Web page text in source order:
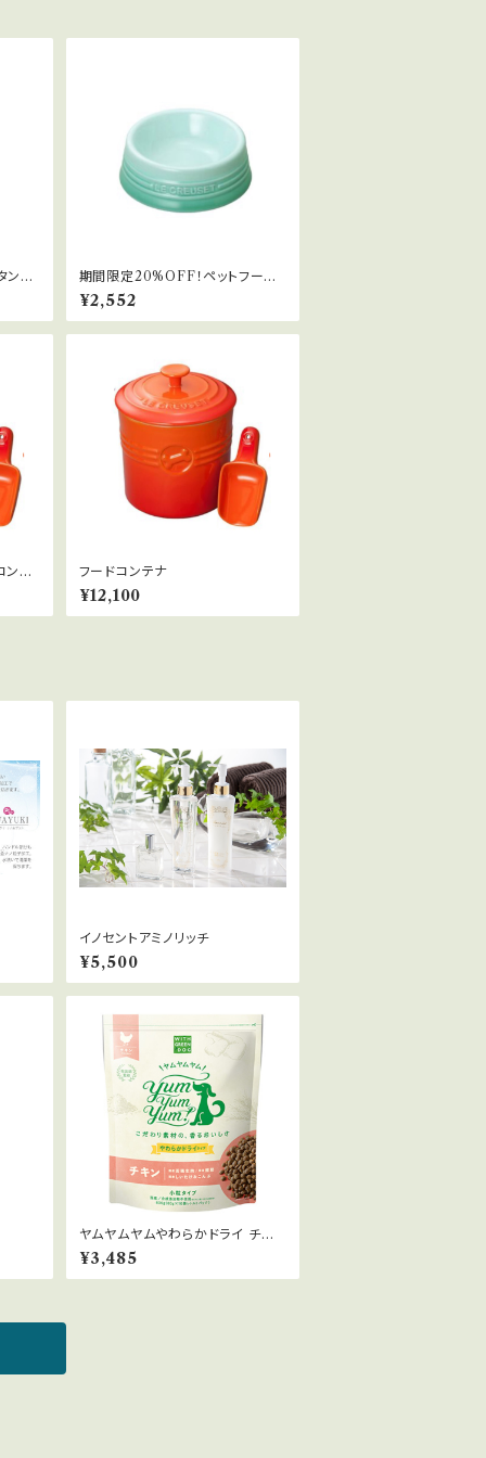
ンド
期間限定20%OFF！ペットフード
ボール(SS)
¥2,552
ンテ フードコンテナ
¥12,100
イノセントアミノリッチ
¥5,500
ヤムヤムヤムやわらかドライ チキ
ン800g
¥3,485